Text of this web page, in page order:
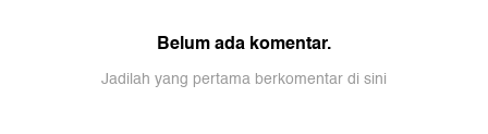
Belum ada komentar.
Jadilah yang pertama berkomentar di sini